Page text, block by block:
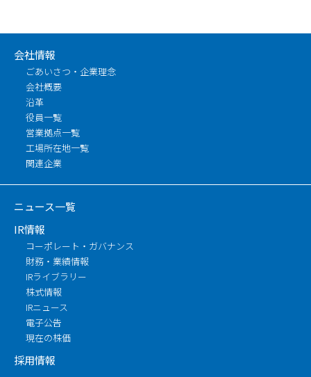
会社情報
ごあいさつ・企業理念
会社概要
沿革
役員一覧
営業拠点一覧
工場所在地一覧
関連企業
ニュース一覧
IR情報
コーポレート・ガバナンス
財務・業績情報
IRライブラリー
株式情報
IRニュース
電子公告
現在の株価
採用情報